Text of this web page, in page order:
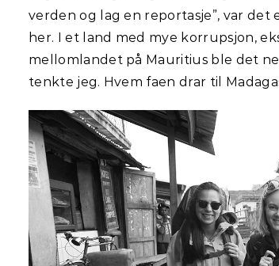
verden og lag en reportasje”, var
her. I et land med mye korrupsjon,
mellomlandet på Mauritius ble det
tenkte jeg. Hvem faen drar til